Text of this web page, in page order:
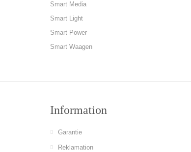
Smart Media
Smart Light
Smart Power
Smart Waagen
Information
Garantie
Reklamation